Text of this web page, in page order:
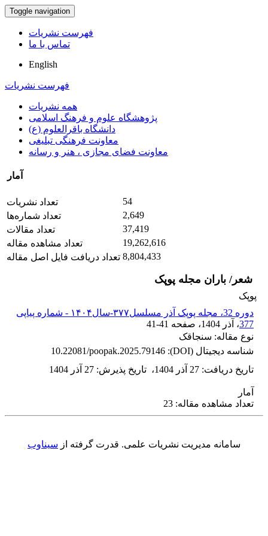
Toggle navigation
فهرست نشریات
تماس با ما
English
فهرست نشریات
همه نشریات
پژوهشگاه علوم و فرهنگ اسلامی
دانشگاه باقرالعلوم (ع)
معاونت فرهنگی تبلیغی
معاونت فضای مجازی ، هنر و رسانه
آمار
تعداد نشریات
54
تعداد شماره‌ها
2,649
تعداد مقالات
37,419
تعداد مشاهده مقاله
19,262,616
تعداد دریافت فایل اصل مقاله 8,804,433
شعر/ باران مجله پوپک
پوپک
دوره 32، مجله پوپک آذر مسلسل۳۷۷-سال۱۴۰۴ - شماره پیاپی
377، آذر 1404 ، صفحه 41-41
نوع مقاله: سنجاقک
شناسه دیجیتال (DOI):
10.22081/poopak.2025.79146
تاریخ دریافت: 27 آذر 1404 ، تاریخ پذیرش: 27 آذر 1404
آمار
تعداد مشاهده مقاله: 23
سامانه مدیریت نشریات علمی. قدرت گرفته از سیناوب